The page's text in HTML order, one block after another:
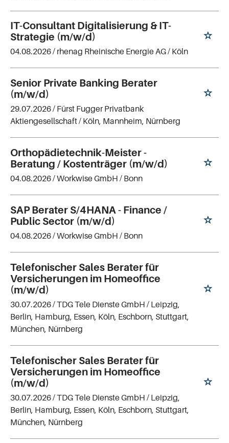
IT-Consultant Digitalisierung & IT-
Strategie (m/w/d)
04.08.2026 / rhenag Rheinische Energie AG/ Köln
Senior Private Banking Berater
(m/w/d)
29.07.2026 / Fürst Fugger Privatbank
Aktiengesellschaft/ Köln, Mannheim, Nürnberg
Orthopädietechnik-Meister -
Beratung / Kostenträger (m/w/d)
04.08.2026 /Workwise GmbH / Bonn
SAP Berater S/4HANA - Finance /
Public Sector (m/w/d)
04.08.2026 /Workwise GmbH / Bonn
Telefonischer Sales Berater für
Versicherungen im Homeoffice
(m/w/d)
30.07.2026 /TDG Tele Dienste GmbH / Leipzig,
Berlin, Hamburg, Essen, Köln, Eschborn, Stuttgart,
München, Nürnberg
Telefonischer Sales Berater für
Versicherungen im Homeoffice
(m/w/d)
30.07.2026 /TDG Tele Dienste GmbH / Leipzig,
Berlin, Hamburg, Essen, Köln, Eschborn, Stuttgart,
München, Nürnberg